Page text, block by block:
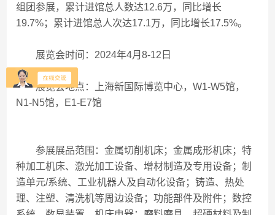
组团参展，累计进馆总人数达12.6万，同比增长
19.7%；累计进馆总人次达17.1万，同比增长17.5%。
展览会时间：2024年4月8-12日
展览会地点：上海新国际博览中心，W1-W5馆，
N1-N5馆，E1-E7馆
参展展品范围：金属切削机床；金属成形机床；特
种加工机床、激光加工设备、增材制造及专用设备；制
造单元/系统、工业机器人及自动化设备；铸造、热处
理、注塑、清洗机等周边设备；功能部件及附件；数控